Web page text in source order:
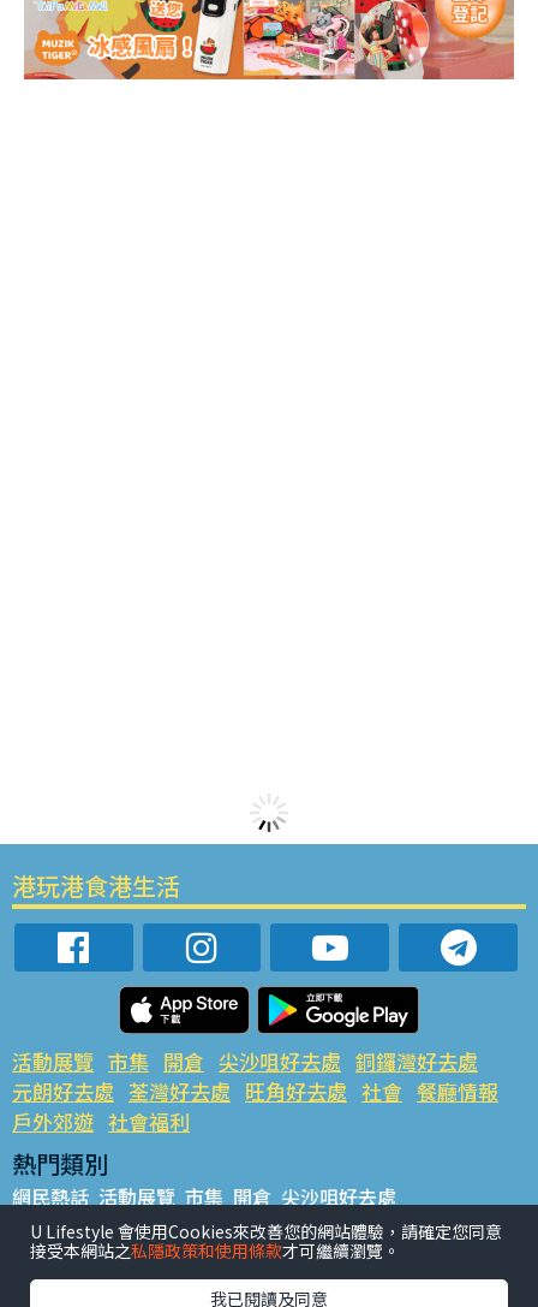
港玩港食港生活
活動展覽 市集 開倉 尖沙咀好去處 銅鑼灣好去處
元朗好去處 荃灣好去處 旺角好去處 社會 餐廳情報
戶外郊遊 社會福利
熱門類別
網民熱話 活動展覽 市集 開倉 尖沙咀好去處
銅鑼灣好去處 元朗好去處 荃灣好去處 旺角好去處 社會
餐廳情報 戶外郊遊
熱門標籤
U Lifestyle 會使用Cookies來改善您的網站體驗，請確定您同意
接受本網站之私隱政策和使用條款才可繼續瀏覽。
我已閱讀及同意